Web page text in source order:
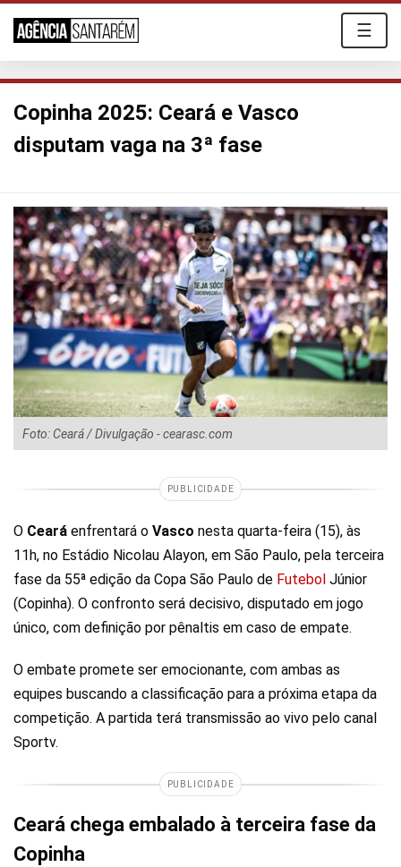
☰
Copinha 2025: Ceará e Vasco
disputam vaga na 3ª fase
Foto: Ceará / Divulgação - cearasc.com
PUBLICIDADE
O Ceará enfrentará o Vasco nesta quarta-feira (15), às
11h, no Estádio Nicolau Alayon, em São Paulo, pela terceira
fase da 55ª edição da Copa São Paulo de Futebol Júnior
(Copinha). O confronto será decisivo, disputado em jogo
único, com definição por pênaltis em caso de empate.
O embate promete ser emocionante, com ambas as
equipes buscando a classificação para a próxima etapa da
competição. A partida terá transmissão ao vivo pelo canal
Sportv.
PUBLICIDADE
Ceará chega embalado à terceira fase da
Copinha